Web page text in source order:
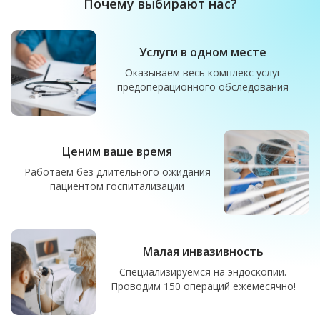
Почему выбирают нас?
Услуги в одном месте
Оказываем весь комплекс услуг
предоперационного обследования
Ценим ваше время
Работаем без длительного ожидания
пациентом госпитализации
Малая инвазивность
Специализируемся на эндоскопии.
Проводим 150 операций ежемесячно!